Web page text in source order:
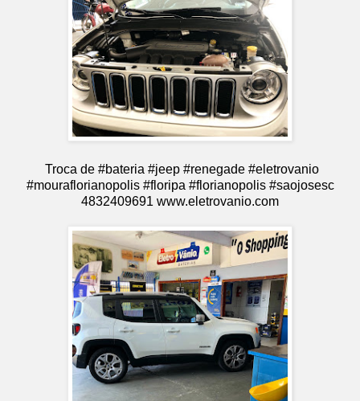
Troca de #bateria #jeep #renegade #eletrovanio
#mouraflorianopolis #floripa #florianopolis #saojosesc
4832409691 www.eletrovanio.com